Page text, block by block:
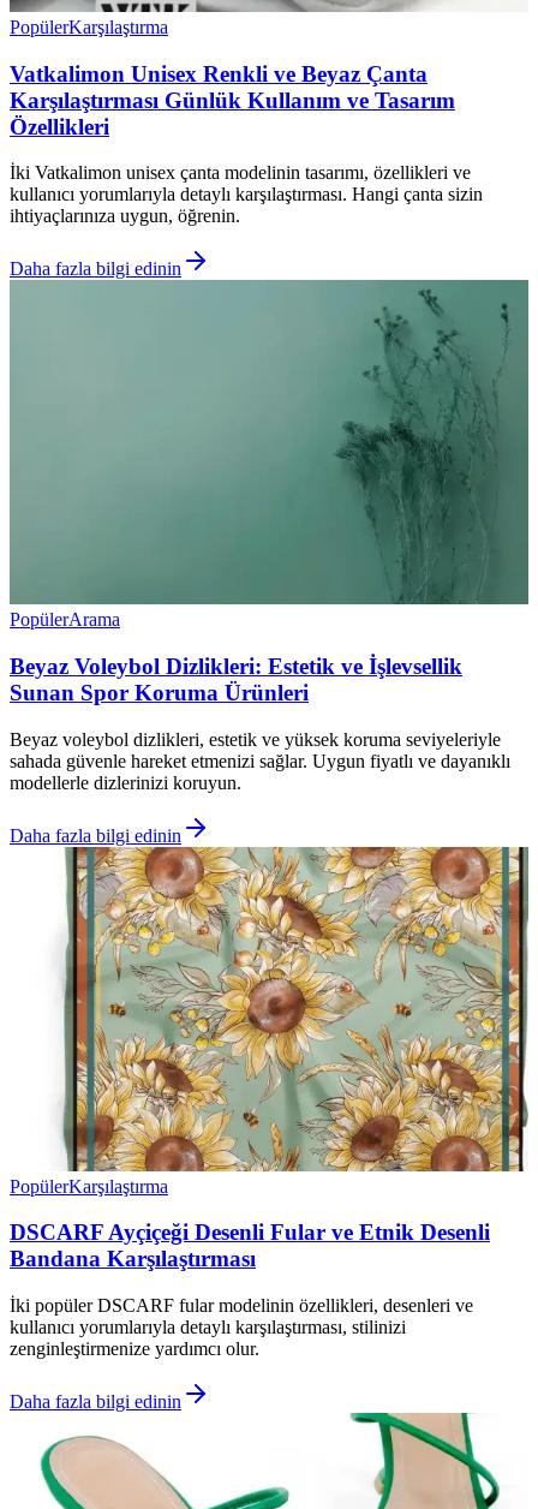
PopülerKarşılaştırma
Vatkalimon Unisex Renkli ve Beyaz Çanta
Karşılaştırması Günlük Kullanım ve Tasarım
Özellikleri
İki Vatkalimon unisex çanta modelinin tasarımı, özellikleri ve
kullanıcı yorumlarıyla detaylı karşılaştırması. Hangi çanta sizin
ihtiyaçlarınıza uygun, öğrenin.
Daha fazla bilgi edinin
PopülerArama
Beyaz Voleybol Dizlikleri: Estetik ve İşlevsellik
Sunan Spor Koruma Ürünleri
Beyaz voleybol dizlikleri, estetik ve yüksek koruma seviyeleriyle
sahada güvenle hareket etmenizi sağlar. Uygun fiyatlı ve dayanıklı
modellerle dizlerinizi koruyun.
Daha fazla bilgi edinin
PopülerKarşılaştırma
DSCARF Ayçiçeği Desenli Fular ve Etnik Desenli
Bandana Karşılaştırması
İki popüler DSCARF fular modelinin özellikleri, desenleri ve
kullanıcı yorumlarıyla detaylı karşılaştırması, stilinizi
zenginleştirmenize yardımcı olur.
Daha fazla bilgi edinin